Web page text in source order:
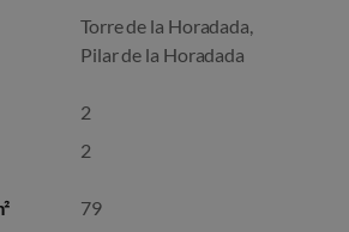
Torre de la Horadada,
Pilar de la Horadada
2
2
79